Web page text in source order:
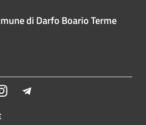
di Darfo Boario Terme
Instagram